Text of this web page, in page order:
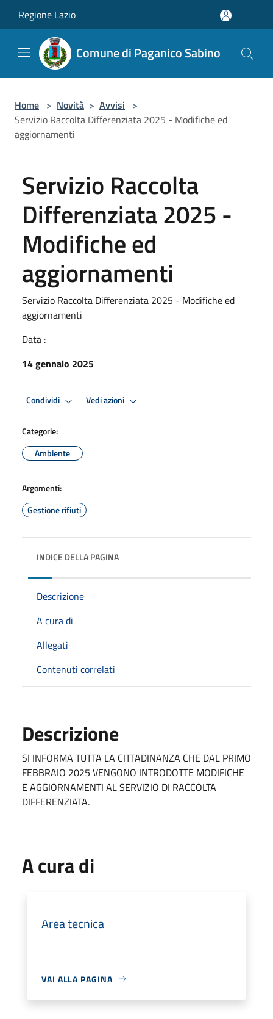
Regione Lazio
Comune di Paganico Sabino
Home > Novità > Avvisi >
Servizio Raccolta Differenziata 2025 - Modifiche ed
aggiornamenti
Servizio Raccolta
Differenziata 2025 -
Modifiche ed
aggiornamenti
Servizio Raccolta Differenziata 2025 - Modifiche ed
aggiornamenti
Data :
14 gennaio 2025
Condividi Vedi azioni
Categorie:
Ambiente
Argomenti:
Gestione rifiuti
INDICE DELLA PAGINA
Descrizione
A cura di
Allegati
Contenuti correlati
Descrizione
SI INFORMA TUTTA LA CITTADINANZA CHE DAL PRIMO
FEBBRAIO 2025 VENGONO INTRODOTTE MODIFICHE
E AGGIORNAMENTI AL SERVIZIO DI RACCOLTA
DIFFERENZIATA.
A cura di
Area tecnica
VAI ALLA PAGINA